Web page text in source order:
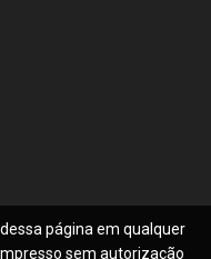
página em qualquer
sem autorização